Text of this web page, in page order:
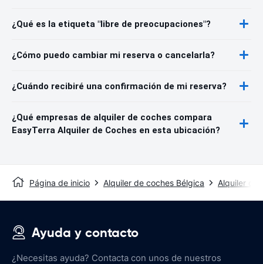
¿Qué es la etiqueta "libre de preocupaciones"?
¿Cómo puedo cambiar mi reserva o cancelarla?
¿Cuándo recibiré una confirmación de mi reserva?
¿Qué empresas de alquiler de coches compara
EasyTerra Alquiler de Coches en esta ubicación?
Página de inicio Alquiler de coches Bélgica Alquiler de
Ayuda y contacto
¿Necesitas ayuda? Contacta con unos de nuestros